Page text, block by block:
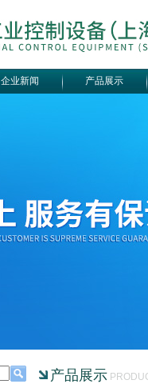
企业新闻 产品展示
产品展示